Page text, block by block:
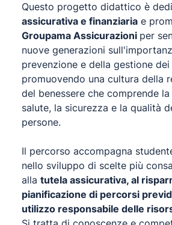
Questo progetto didattico è
assicurativa e finanziaria e
Groupama Assicurazioni per
nuove generazioni
prevenzione e della gestione dei
promuovendo una cultura della
del benessere che comprende
salute, la sicurezza e la qualità
persone.
Il percorso accompagna
nello sviluppo di scelte più
alla tutela assicurativa, al
pianificazione di percorsi
utilizzo responsabile delle